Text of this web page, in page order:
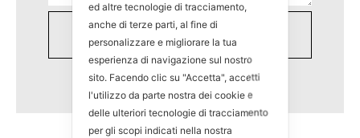
ed altre tecnologie di tracciamento,
anche di terze parti, al fine di
personalizzare e migliorare la tua
esperienza di navigazione sul nostro
sito. Facendo clic su "Accetta", accetti
l'utilizzo da parte nostra dei cookie e
delle ulteriori tecnologie di tracciamento
per gli scopi indicati nella nostra